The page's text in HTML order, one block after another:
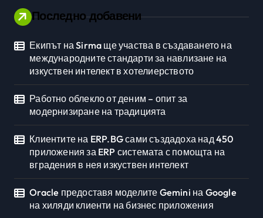
Последно добавени
Екипът на Sirma ще участва в създаването на
международните стандарти за навлизане на
изкуствен интелект в хотелиерството
Работно облекло от деним – опит за
модернизиране на традицията
Клиентите на ERP.BG сами създадоха над 450
приложения за ERP системата с помощта на
вградения в нея изкуствен интелект
Oracle предоставя моделите Gemini на Google
на хиляди клиенти на бизнес приложения